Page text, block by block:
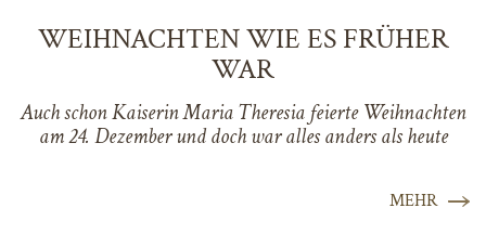
WEIHNACHTEN WIE ES FRÜHER
WAR
Auch schon Kaiserin Maria Theresia feierte Weihnachten
am 24. Dezember und doch war alles anders als heute
MEHR